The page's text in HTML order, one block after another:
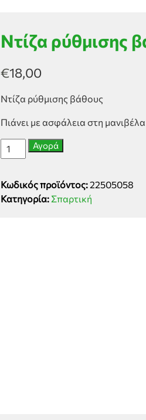
Ντίζα ρύθμισης
€18,00
Ντίζα ρύθμισης βάθους
Πιάνει με ασφάλεια στη
Ντίζα
ρύθμισης
ποσότητα
Αγορά
Κωδικός προϊόντος:22505058
Κατηγορία: Σπαρτική